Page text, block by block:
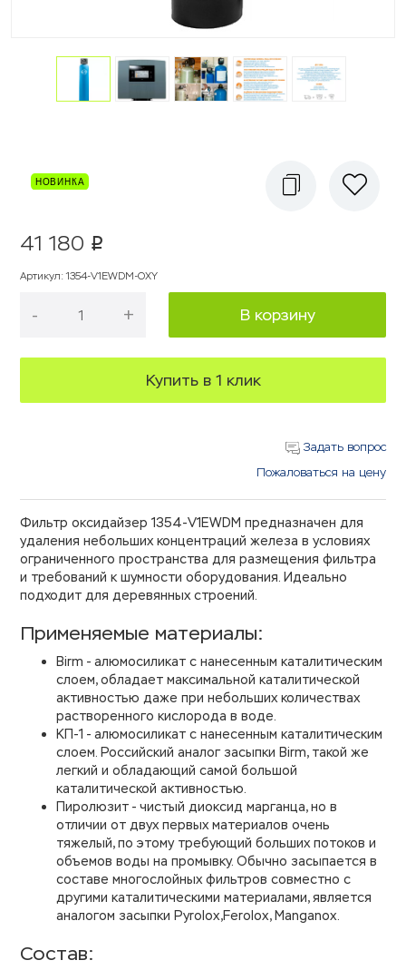
41 180 p
Артикул:1354-V1EWDM-OXY
- + В корзину
Купить в 1 клик
Задать вопрос
Пожаловаться на цену
Фильтр оксидайзер 1354-V1EWDM предназначен для
удаления небольших концентраций железа в условиях
ограниченного пространства для размещения фильтра
и требований к шумности оборудования. Идеально
подходит для деревянных строений.
Применяемые материалы:
Birm - алюмосиликат с нанесенным каталитическим
слоем, обладает максимальной каталитической
активностью даже при небольших количествах
растворенного кислорода в воде.
КП-1 - алюмосиликат с нанесенным каталитическим
слоем. Российский аналог засыпки Birm, такой же
легкий и обладающий самой большой
каталитической активностью.
Пиролюзит - чистый диоксид марганца, но в
отличии от двух первых материалов очень
тяжелый, по этому требующий больших потоков и
объемов воды на промывку. Обычно засыпается в
составе многослойных фильтров совместно с
другими каталитическими материалами, является
аналогом засыпки Pyrolox,Ferolox, Manganox.
Состав: